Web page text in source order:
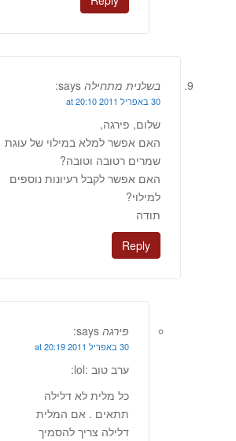
בשלנית מתחילה says:
30 באפריל 2011 at 20:10
שלום, פירגה,
האם אפשר למלא במילוי של עוגת
שמרים רטובה וטובה?
האם אפשר לקבל רעיונות נוספים
למילוי?
תודה
Reply
פירגה says:
30 באפריל 2011 at 20:19
ערב טוב :lol:
כל מלית לא דלילה
תתאים . אם המלית
דלילה צריך להסמיך